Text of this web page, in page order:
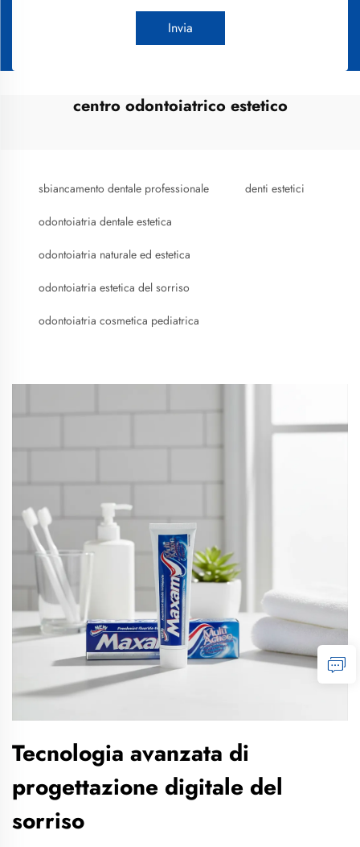
Invia
centro odontoiatrico estetico
sbiancamento dentale professionale denti estetici
odontoiatria dentale estetica
odontoiatria naturale ed estetica
odontoiatria estetica del sorriso
odontoiatria cosmetica pediatrica
Tecnologia avanzata di
progettazione digitale del
sorriso